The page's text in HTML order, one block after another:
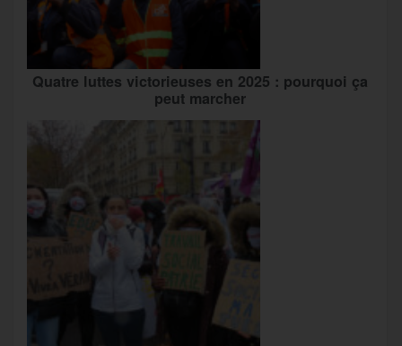
Quatre luttes victorieuses en 2025 : pourquoi ça
peut marcher